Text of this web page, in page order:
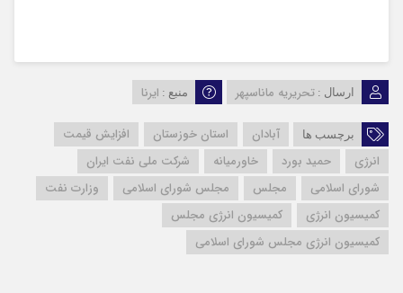
ارسال : تحریریه ماناسپهر منبع : ایرنا
برچسب ها آبادان استان خوزستان
افزایش قیمت
انرژی
حمید بورد خاورمیانه
شرکت ملی نفت ایران
شورای اسلامی
مجلس مجلس شورای اسلامی
وزارت نفت
کمیسیون انرژی
کمیسیون انرژی مجلس
کمیسیون انرژی مجلس شورای اسلامی